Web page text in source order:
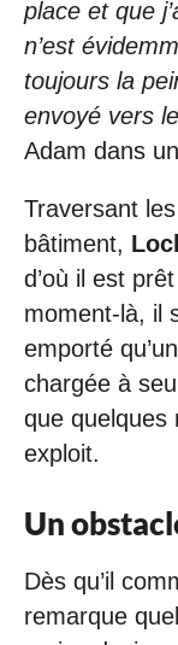
place et que
n’est
toujours la
envoyé vers
Adam dans
Traversant
bâtiment,
d’où il est
moment-là, il
emporté
chargée à
que quelques
exploit.
Un
Dès qu’il
remarque